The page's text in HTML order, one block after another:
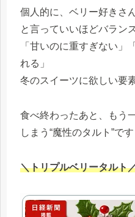
個人的に、ベリー好きさ
と言っていいほどバラン
「甘いのに重すぎない」
れる」
冬のスイーツに欲しい要
食べ終わったあと、もう
しまう“魔性のタルト”です
＼トリプルベリータルト